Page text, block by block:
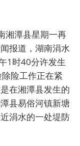
湘潭县星期一再
报道，湖南涓水
1时40分许发生
险工作正在紧
在湘潭县发生的
县易俗河镇新塘
涓水的一处堤防